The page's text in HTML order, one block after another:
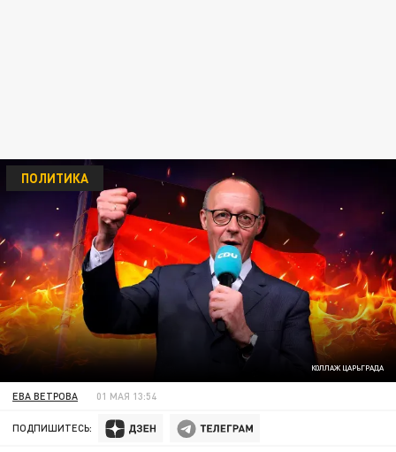
КОЛЛАЖ ЦАРЬГРАДА
ПОЛИТИКА
ЕВА ВЕТРОВА 01 МАЯ 13:54
ПОДПИШИТЕСЬ: